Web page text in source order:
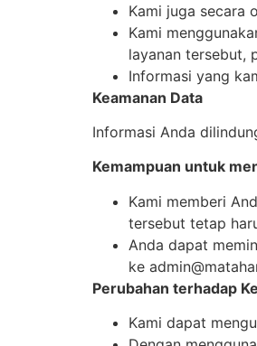
Kami juga secara
Kami
layanan tersebut,
Informasi yang
Keamanan Data
Informasi Anda
Kemampuan untuk
Kami memberi
tersebut tetap
Anda dapat
ke
Perubahan terhadap
Kami dapat